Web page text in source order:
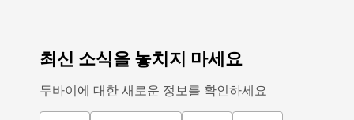
최신 소식을 놓치지 마세요
두바이에 대한 새로운 정보를 확인하세요